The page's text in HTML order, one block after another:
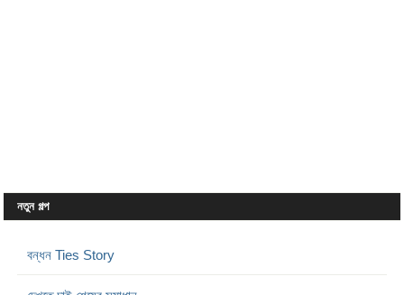
নতুন গল্প
বন্ধন Ties Story